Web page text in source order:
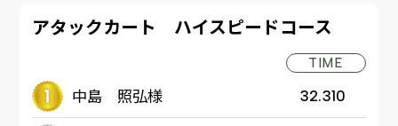
アタックカート ハイスピードコース
TIME
中島 照弘様 32.310